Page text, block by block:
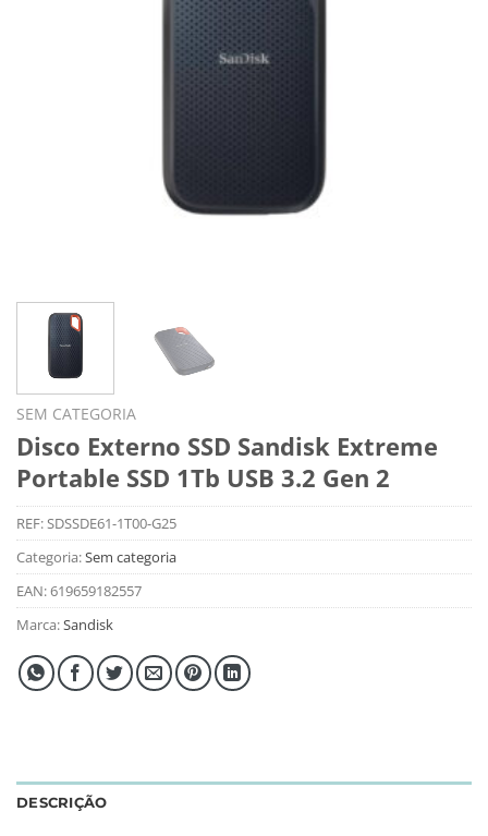
SEM CATEGORIA
Disco Externo SSD Sandisk Extreme
Portable SSD 1Tb USB 3.2 Gen 2
REF:SDSSDE61-1T00-G25
Categoria:Sem categoria
EAN:619659182557
Marca:Sandisk
DESCRIÇÃO